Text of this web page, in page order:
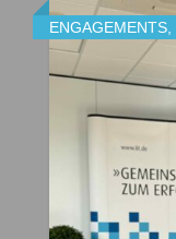
ENGAGEMENTS